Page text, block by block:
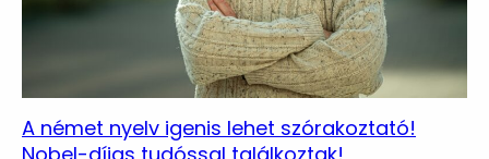
A német nyelv igenis lehet szórakoztató!